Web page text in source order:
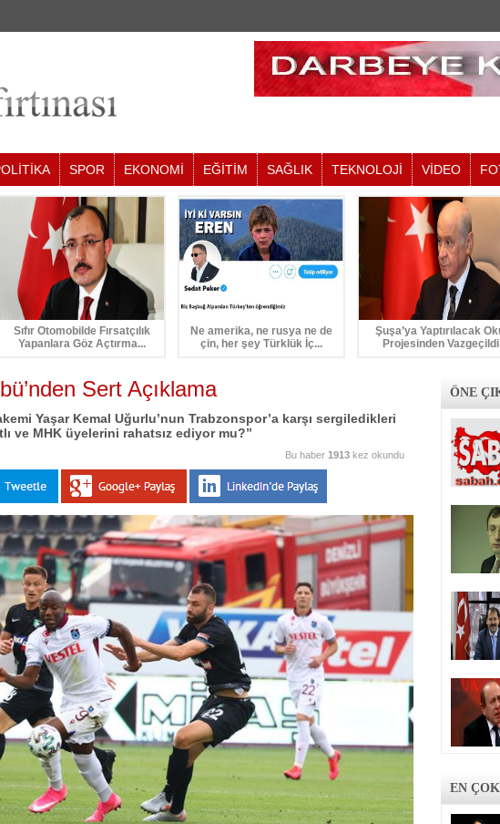
SPOR EKONOMİ EĞİTİM SAĞLIK TEKNOLOJİ VİDEO
Sıfır Otomobilde Fırsatçılık
Yapanlara Göz Açtırma...
Ne amerika, ne rusya ne de
çin, her şey Türklük İç...
Şuşa’ya Yaptırılacak
Projesinden Vazgeçildi
Sert Açıklama
Yaşar Kemal Uğurlu’nun Trabzonspor’a karşı sergiledikleri
ve MHK üyelerini rahatsız ediyor mu?”
Bu haber 1913 kez okundu
ÖNE
EN